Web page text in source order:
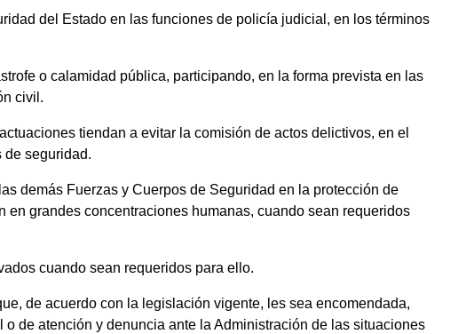
del Estado en las funciones de policía judicial, en los términos
o calamidad pública, participando, en la forma prevista en las
civil.
tiendan a evitar la comisión de actos delictivos, en el
de seguridad.
demás Fuerzas y Cuerpos de Seguridad en la protección de
en grandes concentraciones humanas, cuando sean requeridos
cuando sean requeridos para ello.
de acuerdo con la legislación vigente, les sea encomendada,
de atención y denuncia ante la Administración de las situaciones